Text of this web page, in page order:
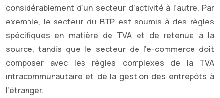
considérablement d’un secteur d’activité à l’autre. Par
exemple, le secteur du BTP est soumis à des règles
spécifiques en matière de TVA et de retenue à la
source, tandis que le secteur de l’e-commerce doit
composer avec les règles complexes de la TVA
intracommunautaire et de la gestion des entrepôts à
l’étranger.